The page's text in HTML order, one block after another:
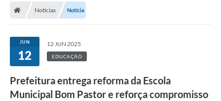
Notícias Notícia
JUN
12
12 JUN 2025
EDUCAÇÃO
Prefeitura entrega reforma da Escola
Municipal Bom Pastor e reforça compromisso